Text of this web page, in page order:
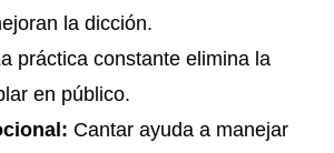
la dicción.
práctica constante elimina la
en público.
Cantar ayuda a manejar